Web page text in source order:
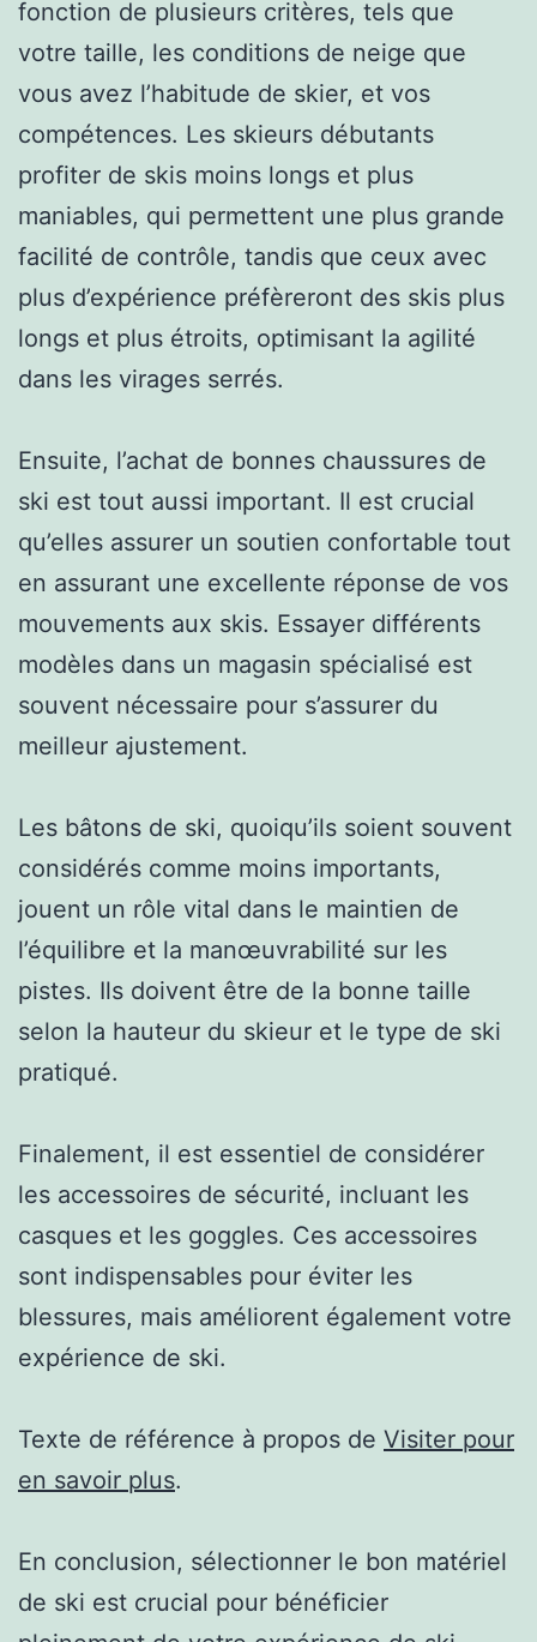
fonction de plusieurs critères, tels que
votre taille, les conditions de neige que
vous avez l’habitude de skier, et vos
compétences. Les skieurs débutants
profiter de skis moins longs et plus
maniables, qui permettent une plus grande
facilité de contrôle, tandis que ceux avec
plus d’expérience préfèreront des skis plus
longs et plus étroits, optimisant la agilité
dans les virages serrés.
Ensuite, l’achat de bonnes chaussures de
ski est tout aussi important. Il est crucial
qu’elles assurer un soutien confortable tout
en assurant une excellente réponse de vos
mouvements aux skis. Essayer différents
modèles dans un magasin spécialisé est
souvent nécessaire pour s’assurer du
meilleur ajustement.
Les bâtons de ski, quoiqu’ils soient souvent
considérés comme moins importants,
jouent un rôle vital dans le maintien de
l’équilibre et la manœuvrabilité sur les
pistes. Ils doivent être de la bonne taille
selon la hauteur du skieur et le type de ski
pratiqué.
Finalement, il est essentiel de considérer
les accessoires de sécurité, incluant les
casques et les goggles. Ces accessoires
sont indispensables pour éviter les
blessures, mais améliorent également votre
expérience de ski.
Texte de référence à propos de Visiter pour
en savoir plus.
En conclusion, sélectionner le bon matériel
de ski est crucial pour bénéficier